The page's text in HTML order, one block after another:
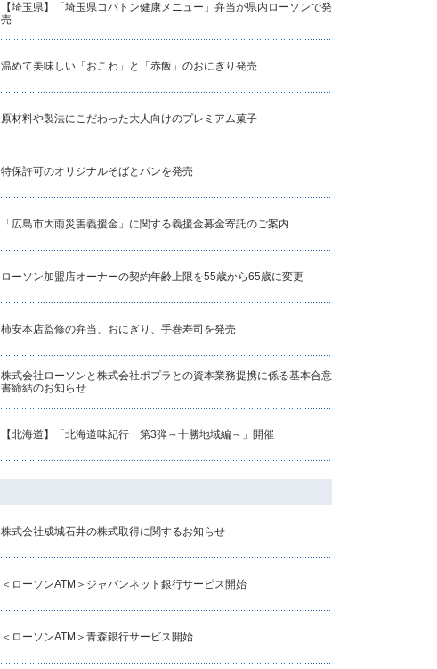
【埼玉県】「埼玉県コバトン健康メニュー」弁当が県内ローソンで発
売
温めて美味しい「おこわ」と「赤飯」のおにぎり発売
原材料や製法にこだわった大人向けのプレミアム菓子
特保許可のオリジナルそばとパンを発売
「広島市大雨災害義援金」に関する義援金募金寄託のご案内
ローソン加盟店オーナーの契約年齢上限を55歳から65歳に変更
柿安本店監修の弁当、おにぎり、手巻寿司を発売
株式会社ローソンと株式会社ポプラとの資本業務提携に係る基本合意
書締結のお知らせ
【北海道】「北海道味紀行 第3弾～十勝地域編～」開催
株式会社成城石井の株式取得に関するお知らせ
＜ローソンATM＞ジャパンネット銀行サービス開始
＜ローソンATM＞青森銀行サービス開始